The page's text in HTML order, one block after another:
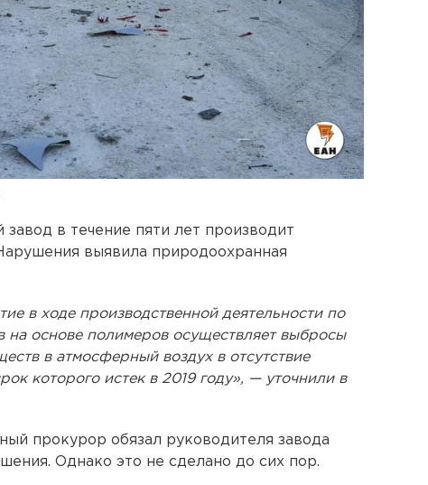
в течение пяти лет производит
выявила природоохранная
в ходе производственной деятельности по
на основе полимеров осуществляет выбросы
в атмосферный воздух в отсутствие
которого истек в 2019 году», — уточнили в
прокурор обязал руководителя завода
Однако это не сделано до сих пор.